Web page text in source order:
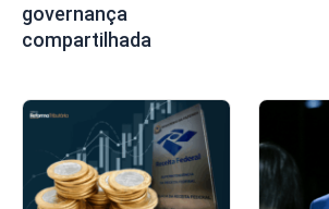
governança
compartilhada